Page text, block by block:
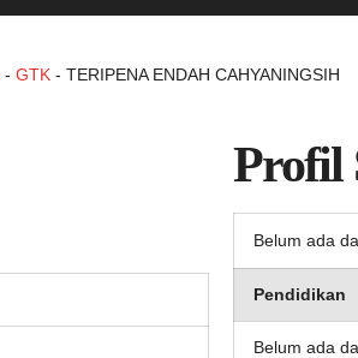
- GTK - TERIPENA ENDAH CAHYANINGSIH
Profil
Belum ada
Pendidikan
Belum ada